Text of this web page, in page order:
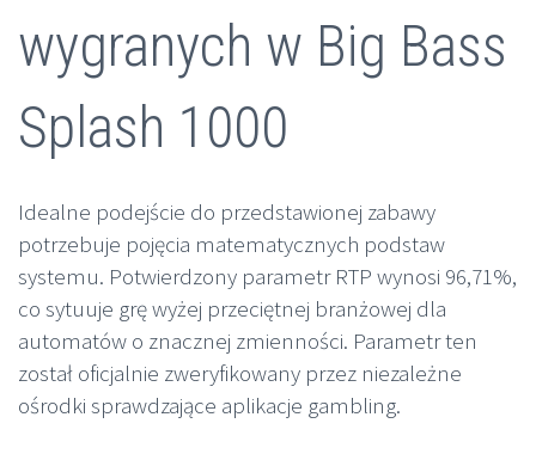
wygranych w Big Bass
Splash 1000
Idealne podejście do przedstawionej zabawy
potrzebuje pojęcia matematycznych podstaw
systemu. Potwierdzony parametr RTP wynosi 96,71%,
co sytuuje grę wyżej przeciętnej branżowej dla
automatów o znacznej zmienności. Parametr ten
został oficjalnie zweryfikowany przez niezależne
ośrodki sprawdzające aplikacje gambling.